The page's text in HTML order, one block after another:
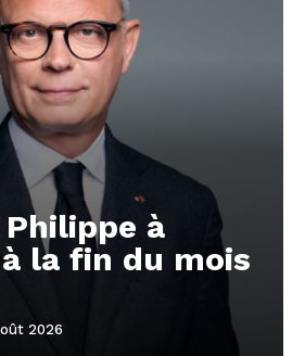
à
la fin du mois
2026